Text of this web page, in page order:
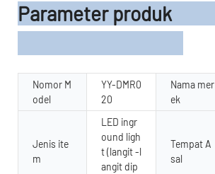
Parameter produk
Nomor M
odel
YY-DMR0
20
Nama mer
ek
Jenis ite
m
LED ingr
ound ligh
t (langit -l
angit dip
Tempat A
sal